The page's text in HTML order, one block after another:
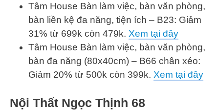
Tâm House Bàn làm việc, bàn văn phòng,
bàn liền kệ đa năng, tiện ích – B23: Giảm
31% từ 699k còn 479k. Xem tại đây
Tâm House Bàn làm việc, bàn văn phòng,
bàn đa năng (80x40cm) – B66 chân xéo:
Giảm 20% từ 500k còn 399k. Xem tại đây
Nội Thất Ngọc Thịnh 68